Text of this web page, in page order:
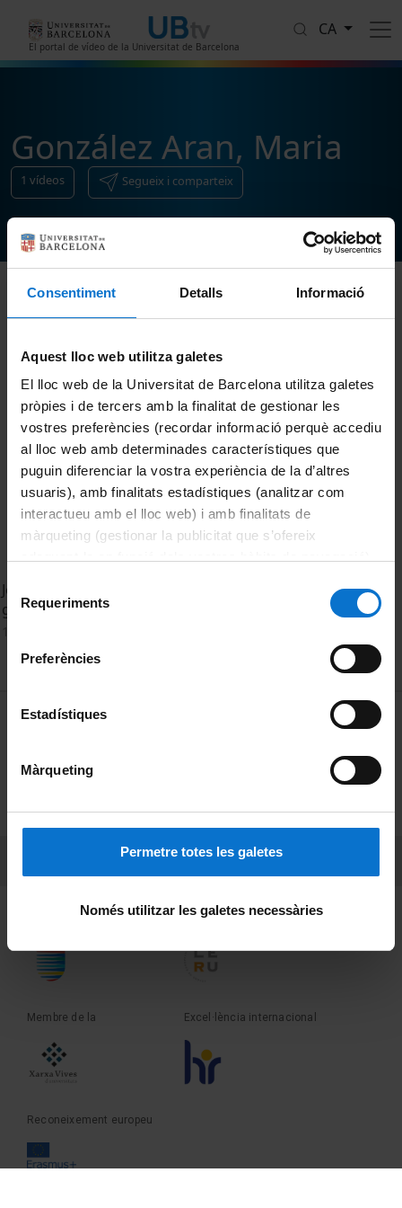
Consentiment Detalls Informació
Aquest lloc web utilitza galetes
El lloc web de la Universitat de Barcelona utilitza galetes
pròpies i de tercers amb la finalitat de gestionar les
vostres preferències (recordar informació perquè accediu
al lloc web amb determinades característiques que
puguin diferenciar la vostra experiència de la d’altres
usuaris), amb finalitats estadístiques (analitzar com
interactueu amb el lloc web) i amb finalitats de
màrqueting (gestionar la publicitat que s’ofereix
consultar laPolítica de galetes del lloc web de la
de Requeriments
Preferències
Estadístiques
Màrqueting
Permetre totes les galetes
Només utilitzar les galetes necessàries
El portal de vídeo de la Universitat de Barcelona
CA
González Aran, Maria
1 vídeos Segueix i comparteix
Ordenar
Jornada sobre Orientació Professional. Màster de dones,
gènere i ciutadania
MENÚ PEU 1
Privadesa i termes
Sobre UBtv
Fundadora de la Membre de la
Membre de la Excel·lència internacional
Reconeixement europeu